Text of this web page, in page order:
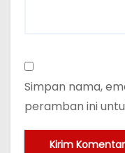
Simpan nama,
peramban ini